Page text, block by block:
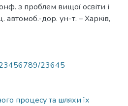
з проблем вищої освіти і
автомоб.-дор. ун-т. – Харкiв,
23645
процесу та шляхи їх